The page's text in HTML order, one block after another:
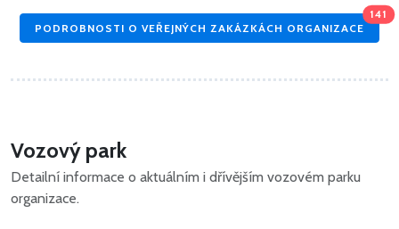
PODROBNOSTI O VEŘEJNÝCH ZAKÁZKÁCH ORGANIZACE
141
Vozový park
Detailní informace o aktuálním i dřívějším vozovém parku
organizace.